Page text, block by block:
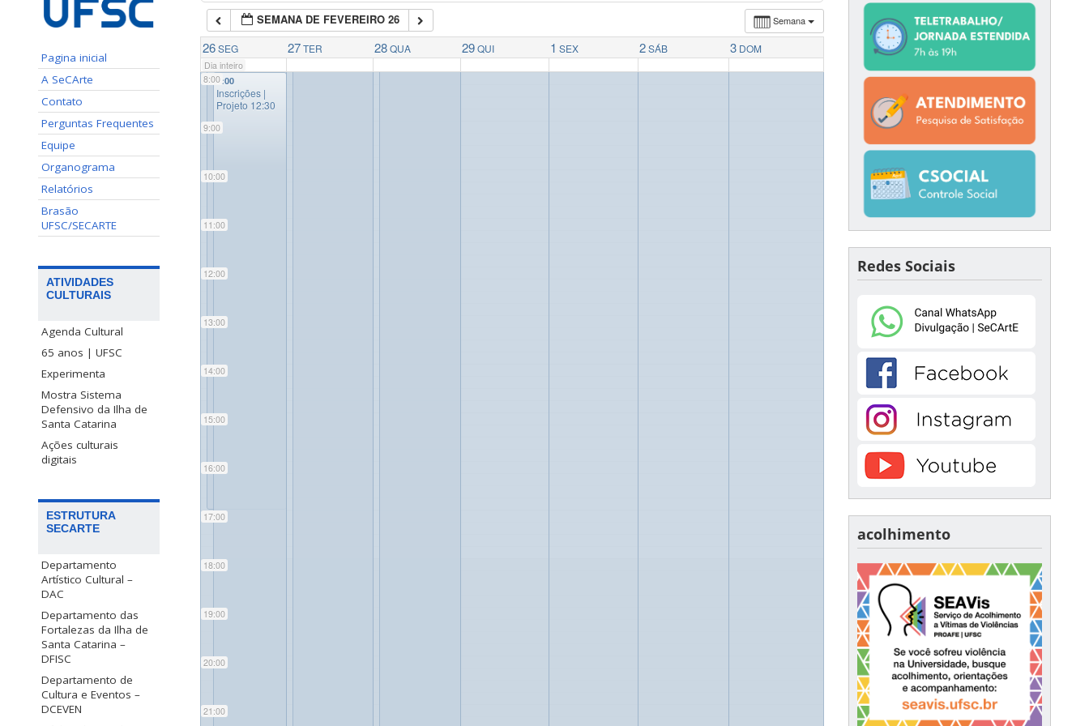
Pagina inicial
A SeCArte
Contato
Perguntas Frequentes
Equipe
Organograma
Relatórios
Brasão
UFSC/SECARTE
ATIVIDADES
CULTURAIS
Agenda Cultural
65 anos | UFSC
Experimenta
Mostra Sistema
Defensivo da Ilha de
Santa Catarina
Ações culturais
digitais
ESTRUTURA
SECARTE
Departamento
Artístico Cultural –
DAC
Departamento das
Fortalezas da Ilha de
Santa Catarina –
DFISC
Departamento de
Cultura e Eventos –
DCEVEN
Semana
SEMANA DE FEVEREIRO 26
26 SEG 27 TER 28 QUA 29 QUI 1 SEX 2 SÁB 3 DOM
Dia inteiro
7:00
8:00
9:00
10:00
11:00
12:00
13:00
14:00
15:00
16:00
17:00
18:00
19:00
20:00
21:00
8:00
Inscrições |
Projeto 12:30
Redes Sociais
acolhimento